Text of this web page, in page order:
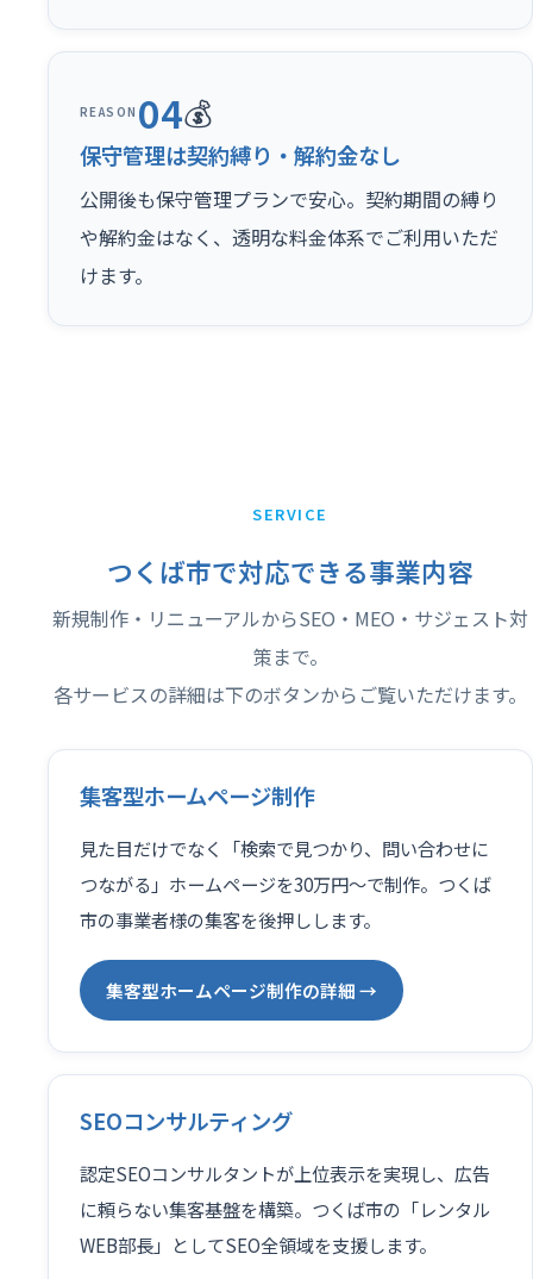
REASON 04💰
保守管理は契約縛り・解約金なし
公開後も保守管理プランで安心。契約期間の縛り
や解約金はなく、透明な料金体系でご利用いただ
けます。
SERVICE
つくば市で対応できる事業内容
新規制作・リニューアルからSEO・MEO・サジェスト対
策まで。
各サービスの詳細は下のボタンからご覧いただけます。
集客型ホームページ制作
見た目だけでなく「検索で見つかり、問い合わせに
つながる」ホームページを30万円〜で制作。つくば
市の事業者様の集客を後押しします。
集客型ホームページ制作の詳細 →
SEOコンサルティング
認定SEOコンサルタントが上位表示を実現し、広告
に頼らない集客基盤を構築。つくば市の「レンタル
WEB部長」としてSEO全領域を支援します。